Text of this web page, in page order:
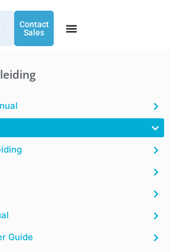
Contact
Sales
Guide